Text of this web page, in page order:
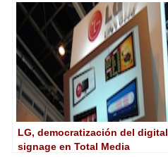
LG, democratización del digital
signage en Total Media